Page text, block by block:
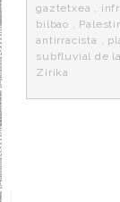
gaztetxea ,
bilbao ,
antirracista ,
subfluvial de
Zirika